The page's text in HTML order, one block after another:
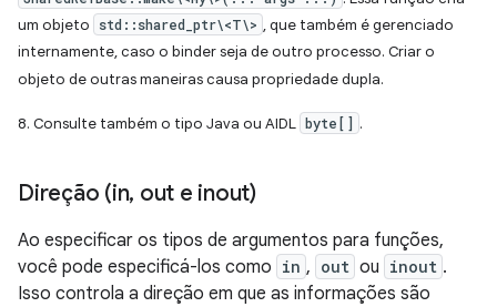
um objeto
std::shared_ptr\<T\> , que também é gerenciado
internamente, caso o binder seja de outro processo. Criar o
objeto de outras maneiras causa propriedade dupla.
8. Consulte também o tipo Java ou AIDL byte[] .
Direção (in, out e inout)
Ao especificar os tipos de argumentos para funções,
você pode especificá-los como in , out ou inout .
Isso controla a direção em que as informações são